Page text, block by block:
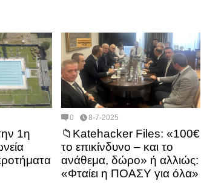
1η
0 8-7-2025
📁Katehacker Files: «100€
το επικίνδυνο – και το
ανάθεμα, δώρο» ή αλλιώς:
«Φταίει η ΠΟΑΣΥ για όλα»